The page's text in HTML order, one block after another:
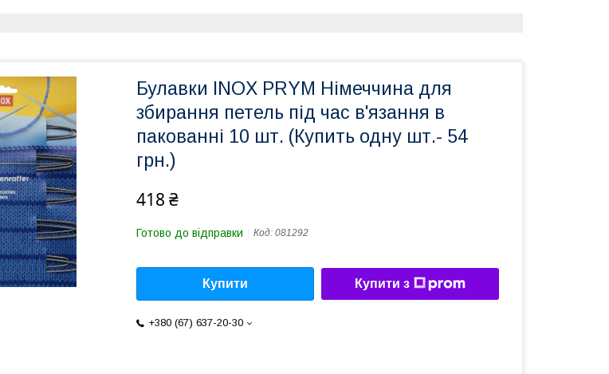
Булавки INOX PRYM Німеччина для
збирання петель під час в'язання в
пакованні 10 шт. (Купить одну шт.- 54
грн.)
418 ₴
Готово до відправки Код: 081292
Купити Купити з
+380 (67) 637-20-30